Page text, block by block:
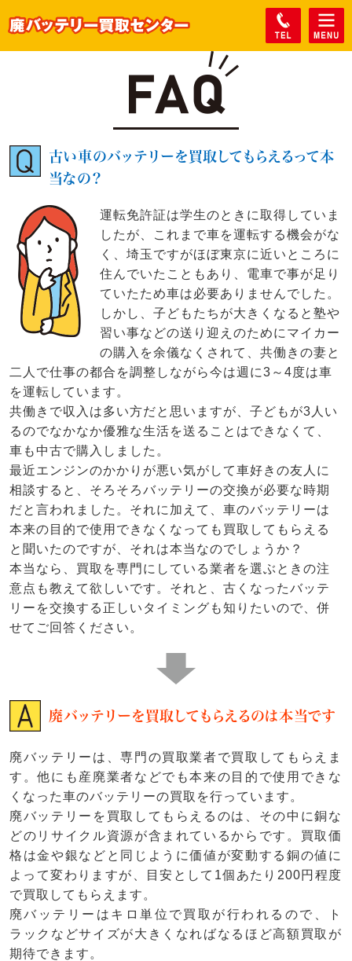
古い車のバッテリーを買取してもらえるって本
当なの？
運転免許証は学生のときに取得していま
したが、これまで車を運転する機会がな
く、埼玉ですがほぼ東京に近いところに
住んでいたこともあり、電車で事が足り
ていたため車は必要ありませんでした。
しかし、子どもたちが大きくなると塾や
習い事などの送り迎えのためにマイカー
の購入を余儀なくされて、共働きの妻と
二人で仕事の都合を調整しながら今は週に3～4度は車
を運転しています。
共働きで収入は多い方だと思いますが、子どもが3人い
るのでなかなか優雅な生活を送ることはできなくて、
車も中古で購入しました。
最近エンジンのかかりが悪い気がして車好きの友人に
相談すると、そろそろバッテリーの交換が必要な時期
だと言われました。それに加えて、車のバッテリーは
本来の目的で使用できなくなっても買取してもらえる
と聞いたのですが、それは本当なのでしょうか？
本当なら、買取を専門にしている業者を選ぶときの注
意点も教えて欲しいです。それと、古くなったバッテ
リーを交換する正しいタイミングも知りたいので、併
せてご回答ください。
廃バッテリーを買取してもらえるのは本当です
廃バッテリーは、専門の買取業者で買取してもらえま
す。他にも産廃業者などでも本来の目的で使用できな
くなった車のバッテリーの買取を行っています。
廃バッテリーを買取してもらえるのは、その中に銅な
どのリサイクル資源が含まれているからです。買取価
格は金や銀などと同じように価値が変動する銅の値に
よって変わりますが、目安として1個あたり200円程度
で買取してもらえます。
廃バッテリーはキロ単位で買取が行われるので、ト
ラックなどサイズが大きくなればなるほど高額買取が
期待できます。